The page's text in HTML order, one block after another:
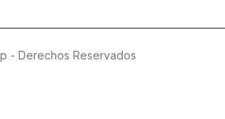
- Derechos Reservados